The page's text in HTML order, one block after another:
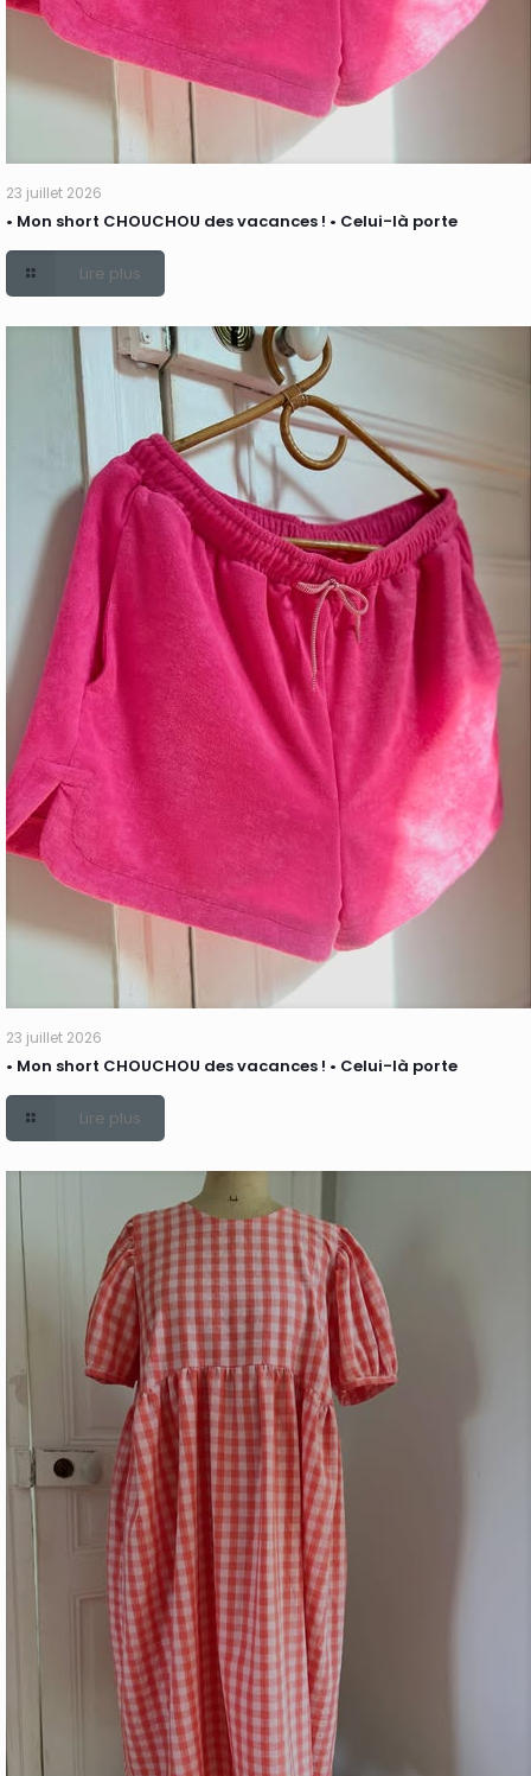
23 juillet 2026
• Mon short CHOUCHOU des vacances ! • Celui-là porte
Lire plus
23 juillet 2026
• Mon short CHOUCHOU des vacances ! • Celui-là porte
Lire plus